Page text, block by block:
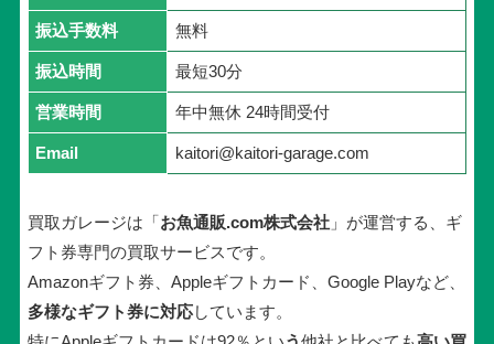
振込手数料 無料
振込時間 最短30分
営業時間 年中無休 24時間受付
Email kaitori@kaitori-garage.com
買取ガレージは「お魚通販.com株式会社」が運営する、ギ
フト券専門の買取サービスです。
Amazonギフト券、Appleギフトカード、Google Playなど、
多様なギフト券に対応しています。